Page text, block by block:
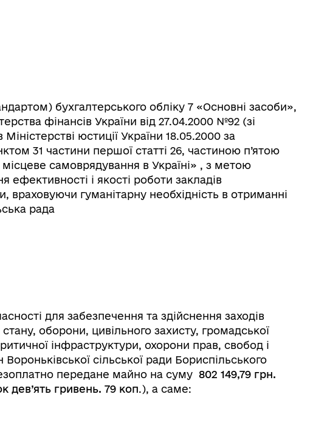
бухгалтерського обліку 7 «Основні засоби»,
фінансів України від 27.04.2000 №92 (зі
юстиції України 18.05.2000 за
31 частини першої статті 26, частиною п’ятою
самоврядування в Україні» , з метою
ефективності і якості роботи закладів
враховуючи гуманітарну необхідність в отриманні
рада
для забезпечення та здійснення заходів
оборони, цивільного захисту, громадської
інфраструктури, охорони прав, свобод і
сільської ради Бориспільського
передане майно на суму 802 149,79 грн.
дев’ять гривень. 79 коп.), а саме: